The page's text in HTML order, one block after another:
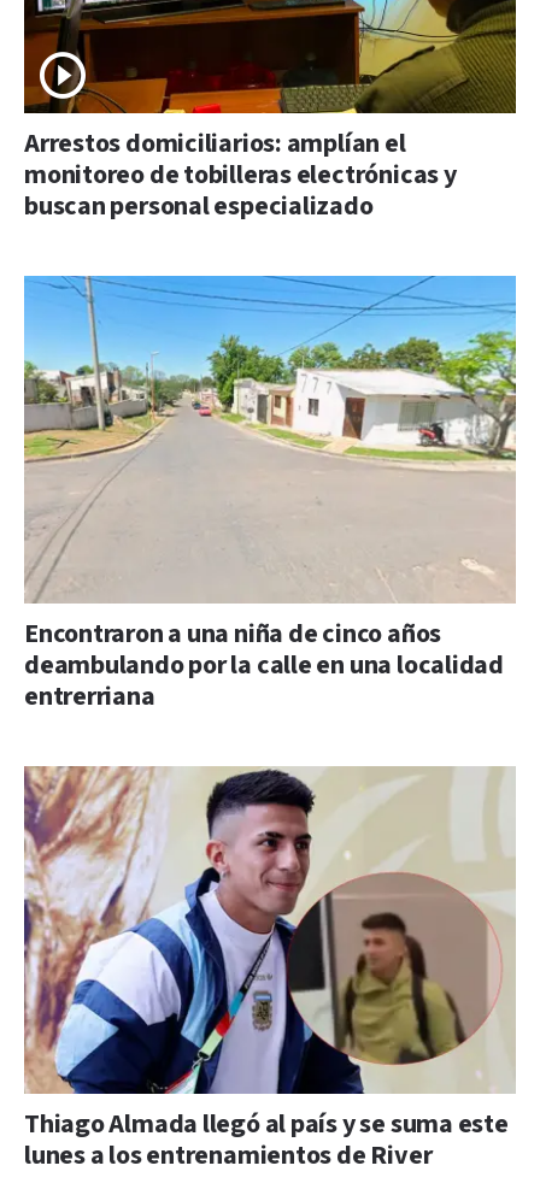
Arrestos domiciliarios: amplían el
monitoreo de tobilleras electrónicas y
buscan personal especializado
Encontraron a una niña de cinco años
deambulando por la calle en una localidad
entrerriana
Thiago Almada llegó al país y se suma este
lunes a los entrenamientos de River